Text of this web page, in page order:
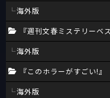
海外版
『週刊文春ミステリーベ
海外版
『このホラーがすごい!』
海外版